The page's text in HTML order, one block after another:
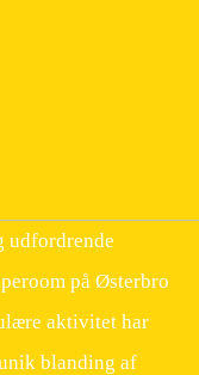
udfordrende
på Østerbro
aktivitet har
blanding af